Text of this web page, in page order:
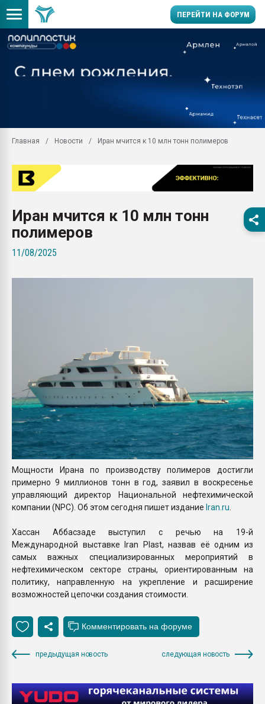
ПЕРЕЙТИ НА ФОРУМ
умельцы изготовили
колонок полностью из
Продажа готового
производство SPC
заводу пластмасс"
ППЭ
Вакуум-формовочные
ближайшее
Подмосковье, Москва
Главная Новости Иран мчится к 10 млн тонн полимеров
Иран мчится к 10 млн тонн
полимеров
11/08/2025
Мощности Ирана по производству полимеров достигли
примерно 9 миллионов тонн в год, заявил в воскресенье
управляющий директор Национальной нефтехимической
компании (NPC). Об этом сегодня пишет издание Iran.ru
Хассан Аббасзаде выступил с речью на 19-й
Международной выставке Iran Plast, назвав её одним из
самых важных специализированных мероприятий в
нефтехимическом секторе страны, ориентированным на
политику, направленную на укрепление и расширение
возможностей цепочки создания стоимости.
предыдущая новость следующая новость